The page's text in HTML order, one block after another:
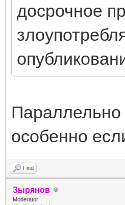
досрочное
Параллельно
особенно
Find
Зырянов
Moderator